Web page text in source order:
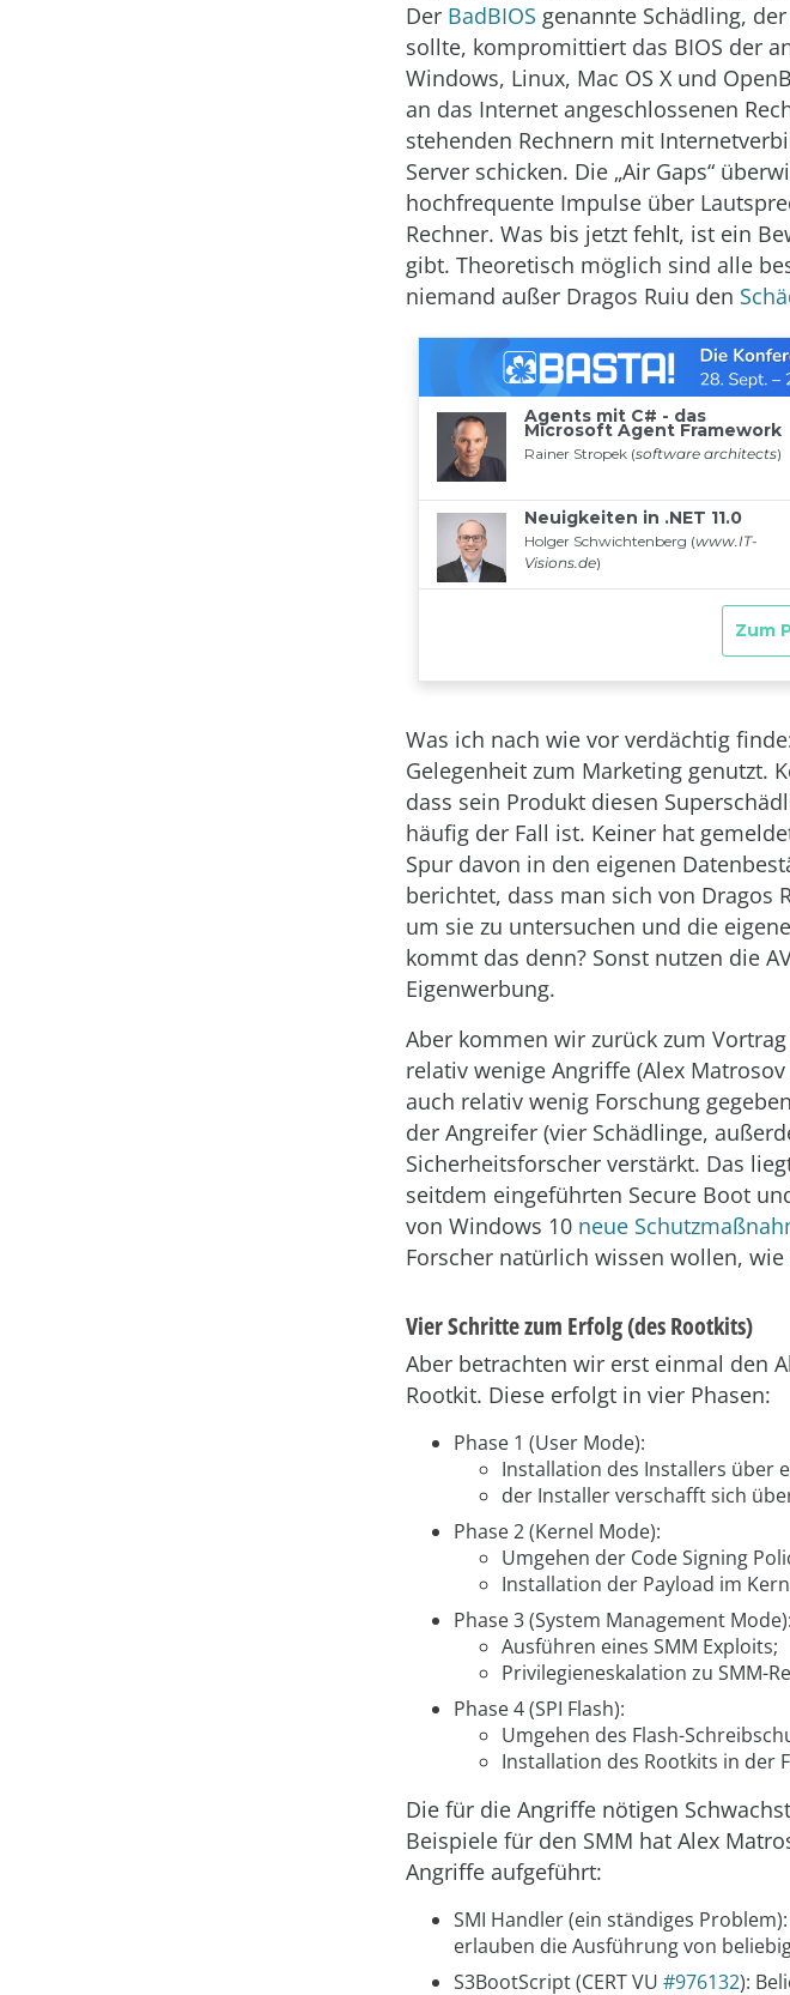
Der BadBIOS genannte Schädling,
sollte, kompromittiert das BIOS der
Windows, Linux, Mac OS X und
an das Internet angeschlossenen
stehenden Rechnern mit
Server schicken. Die „Air Gaps“
hochfrequente Impulse über
Rechner. Was bis jetzt fehlt, ist ein
gibt. Theoretisch möglich sind alle
niemand außer Dragos Ruiu den
Was ich nach wie vor verdächtig
Gelegenheit zum Marketing genutzt.
dass sein Produkt diesen
häufig der Fall ist. Keiner hat
Spur davon in den eigenen
berichtet, dass man sich von Dragos
um sie zu untersuchen und die
kommt das denn? Sonst nutzen die
Eigenwerbung.
Aber kommen wir zurück zum
relativ wenige Angriffe (Alex
auch relativ wenig Forschung
der Angreifer (vier Schädlinge,
Sicherheitsforscher verstärkt. Das
seitdem eingeführten Secure Boot
von Windows 10 neue
Forscher natürlich wissen wollen,
Vier Schritte zum Erfolg (des Rootkits)
Aber betrachten wir erst einmal den
Rootkit. Diese erfolgt in vier Phasen:
Phase 1 (User Mode):
Installation des Installers über
der Installer verschafft sich
Phase 2 (Kernel Mode):
Umgehen der Code Signing
Installation der Payload im
Phase 3 (System Management Mode):
Ausführen eines SMM Exploits;
Privilegieneskalation zu SMM-
Phase 4 (SPI Flash):
Umgehen des Flash-
Installation des Rootkits in der
Die für die Angriffe nötigen
Beispiele für den SMM hat Alex
Angriffe aufgeführt:
SMI Handler (ein ständiges
erlauben die Ausführung von
S3BootScript (CERT VU #976132):